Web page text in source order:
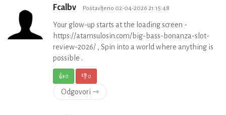
Fcalbv Postavljeno 02-04-2026 21:15:48
Your glow-up starts at the loading screen -
https://atamsulosin.com/big-bass-bonanza-slot-
review-2026/ , Spin into a world where anything is
possible .
👍0 👎0
Odgovori ⇾